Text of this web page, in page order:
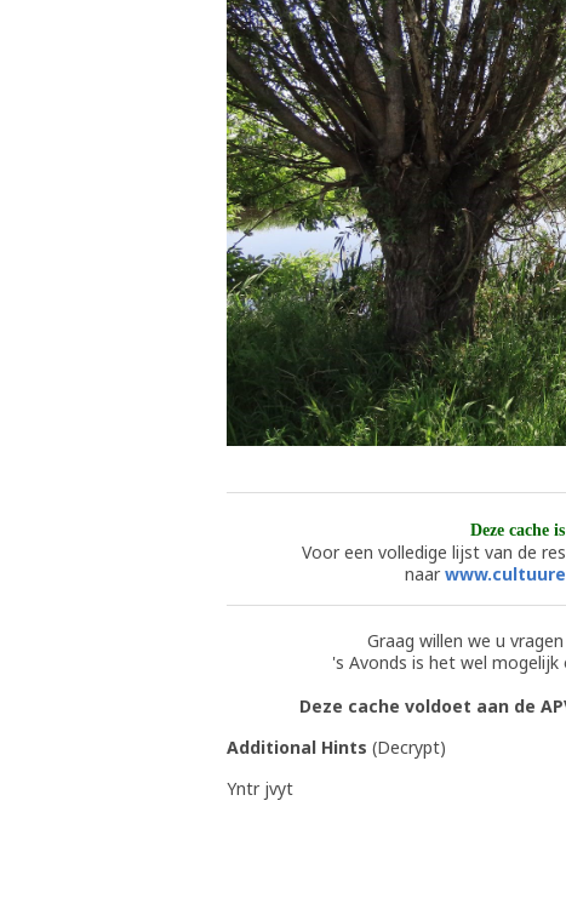
Deze cache
Voor een volledige lijst van de
naar
Graag willen we u
's Avonds is het wel
Deze cache voldoet aan de
Additional Hints (Decrypt)
Yntr jvyt